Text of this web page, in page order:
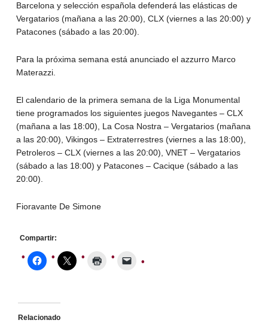
Barcelona y selección española defenderá las elásticas de
Vergatarios (mañana a las 20:00), CLX (viernes a las 20:00) y
Patacones (sábado a las 20:00).
Para la próxima semana está anunciado el azzurro Marco
Materazzi.
El calendario de la primera semana de la Liga Monumental
tiene programados los siguientes juegos Navegantes – CLX
(mañana a las 18:00), La Cosa Nostra – Vergatarios (mañana
a las 20:00), Vikingos – Extraterrestres (viernes a las 18:00),
Petroleros – CLX (viernes a las 20:00), VNET – Vergatarios
(sábado a las 18:00) y Patacones – Cacique (sábado a las
20:00).
Fioravante De Simone
Compartir:
Relacionado